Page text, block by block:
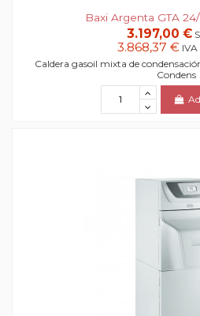
Baxi Argenta GTA
3.197,00 €
3.868,37 €
Caldera gasoil mixta de
Condens